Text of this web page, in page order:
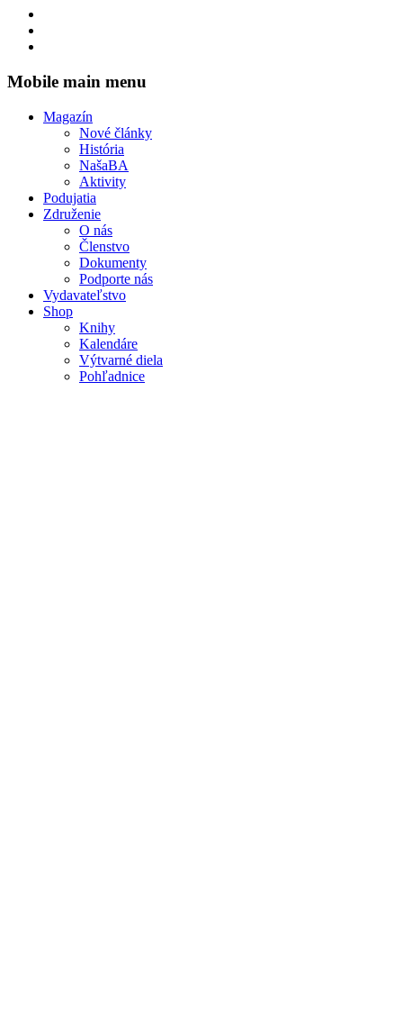
Mobile main menu
Magazín
Nové články
História
NašaBA
Aktivity
Podujatia
Združenie
O nás
Členstvo
Dokumenty
Podporte nás
Vydavateľstvo
Shop
Knihy
Kalendáre
Výtvarné diela
Pohľadnice